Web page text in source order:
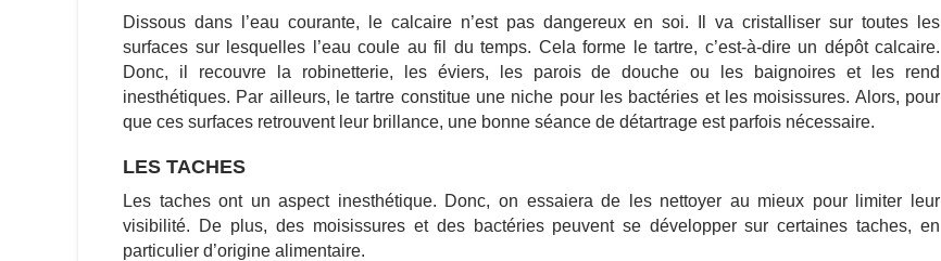
Dissous dans l’eau courante, l e calcaire n’est pas dangereux en soi. Il va cristalliser sur toutes les
surfaces sur lesquelles l’eau coule au fil du temps. Cela forme le tartre, c’est-à-dire un dépôt calcaire.
Donc, il recouvre la robinetterie, les éviers, les parois de douche ou les baignoires et les rend
inesthétiques. Par ailleurs, l e tartre constitue une niche pour les bactéries et les moisissures. Alors, pour
que ces surfaces retrouvent leur brillance, une bonne séance de détartrage est parfois nécessaire.
LES TACHES
Les taches ont un aspect inesthétique. Donc, on essaiera de les nettoyer au mieux pour limiter leur
visibilité. De plus, des moisissures et des bactéries peuvent se développer sur certaines taches, en
particulier d’origine alimentaire.